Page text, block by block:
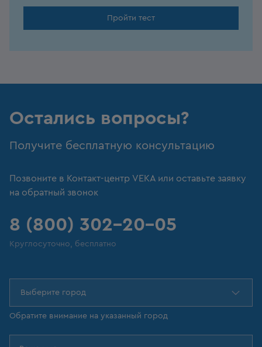
Пройти тест
Остались вопросы?
Получите бесплатную консультацию
Позвоните в Контакт-центр VEKA или оставьте заявку
на обратный звонок
8 (800) 302-20-05
Круглосуточно, бесплатно
Выберите город
Обратите внимание на указанный город